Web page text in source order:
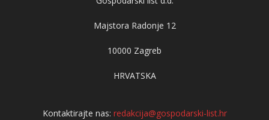
Majstora Radonje 12
10000 Zagreb
HRVATSKA
Kontaktirajte nas: redakcija@gospodarski-list.hr